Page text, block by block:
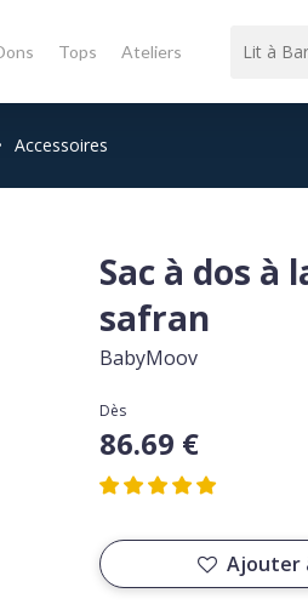
Tops Ateliers
Accessoires
Sac à dos à
safran
BabyMoov
Dès
86.69 €
Ajouter